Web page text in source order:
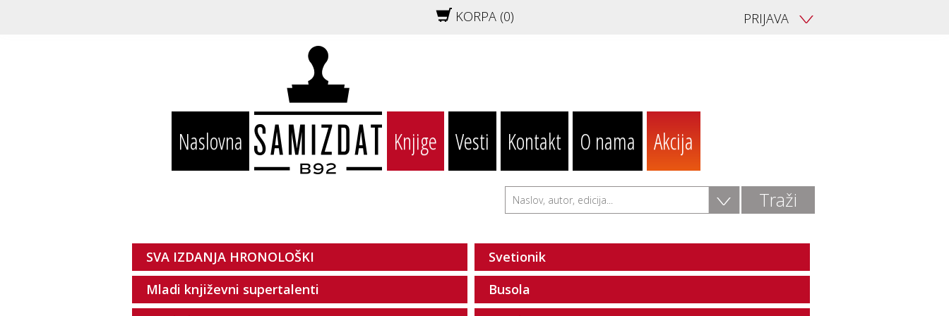
KORPA (0) PRIJAVA V
Naslovna Knjige Vesti Kontakt O nama Akcija
V
SVA IZDANJA HRONOLOŠKI
Svetionik
Mladi književni supertalenti
Busola